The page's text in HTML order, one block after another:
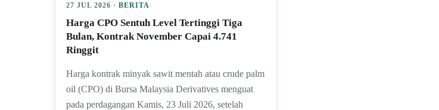
27 JUL 2026 · BERITA
Harga CPO Sentuh Level Tertinggi Tiga
Bulan, Kontrak November Capai 4.741
Ringgit
Harga kontrak minyak sawit mentah atau crude palm
oil (CPO) di Bursa Malaysia Derivatives menguat
pada perdagangan Kamis, 23 Juli 2026, setelah